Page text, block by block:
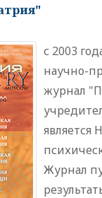
с 2003
научно-
журнал
является
Журнал